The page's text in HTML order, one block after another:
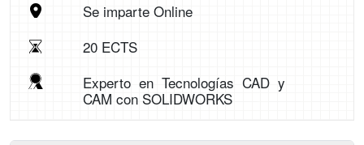
Se imparte Online
20 ECTS
Experto en Tecnologías CAD y
CAM con SOLIDWORKS